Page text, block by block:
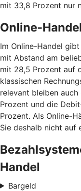
mit 33,8 Prozent nur
Online-
Im Online-Handel
mit Abstand am
mit 28,5 Prozent auf
klassischen
relevant bleiben
Prozent und die
Prozent. Als Online-
Sie deshalb nicht auf
Handel
Bargeld